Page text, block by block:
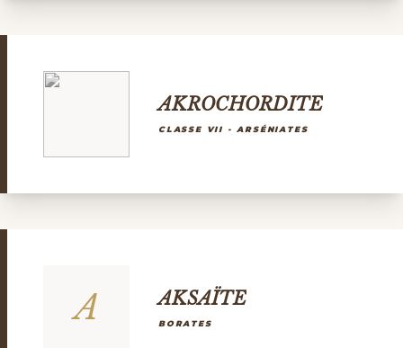
AKROCHORDITE
CLASSE VII - ARSÉNIATES
A AKSAÏTE
BORATES